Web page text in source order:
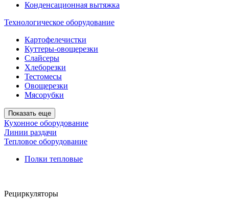
Конденсационная вытяжка
Технологическое оборудование
Картофелечистки
Куттеры-овощерезки
Слайсеры
Хлеборезки
Тестомесы
Овощерезки
Мясорубки
Показать еще
Кухонное оборудование
Линии раздачи
Тепловое оборудование
Полки тепловые
Рециркуляторы